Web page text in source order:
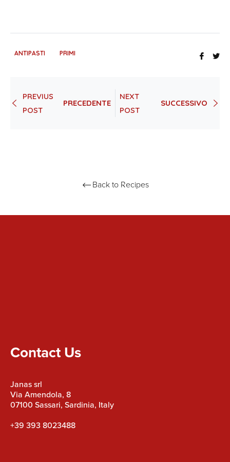
ANTIPASTI PRIMI
Share
PREVIUS
POST
PRECEDENTE
NEXT
POST
SUCCESSIVO
Back to Recipes
Contact Us
Janas srl
Via Amendola, 8
07100 Sassari, Sardinia, Italy
+39 393 8023488